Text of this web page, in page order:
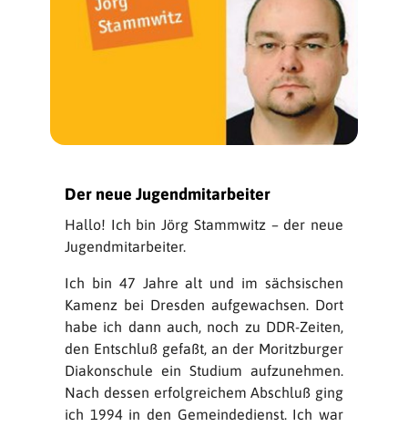
Der neue Jugendmitarbeiter
Hallo! Ich bin Jörg Stammwitz – der neue
Jugendmitarbeiter.
Ich bin 47 Jahre alt und im sächsischen
Kamenz bei Dresden aufgewachsen. Dort
habe ich dann auch, noch zu DDR-Zeiten,
den Entschluß gefaßt, an der Moritzburger
Diakonschule ein Studium aufzunehmen.
Nach dessen erfolgreichem Abschluß ging
ich 1994 in den Gemeindedienst. Ich war